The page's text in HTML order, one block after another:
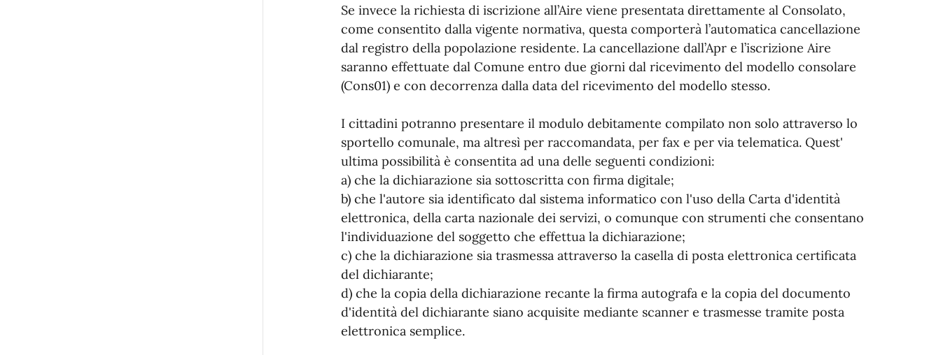
Se invece la richiesta di iscrizione all’Aire viene presentata direttamente al Consolato,
come consentito dalla vigente normativa, questa comporterà l’automatica cancellazione
dal registro della popolazione residente. La cancellazione dall’Apr e l’iscrizione Aire
saranno effettuate dal Comune entro due giorni dal ricevimento del modello consolare
(Cons01) e con decorrenza dalla data del ricevimento del modello stesso.
I cittadini potranno presentare il modulo debitamente compilato non solo attraverso lo
sportello comunale, ma altresì per raccomandata, per fax e per via telematica. Quest'
ultima possibilità è consentita ad una delle seguenti condizioni:
a) che la dichiarazione sia sottoscritta con firma digitale;
b) che l'autore sia identificato dal sistema informatico con l'uso della Carta d'identità
elettronica, della carta nazionale dei servizi, o comunque con strumenti che consentano
l'individuazione del soggetto che effettua la dichiarazione;
c) che la dichiarazione sia trasmessa attraverso la casella di posta elettronica certificata
del dichiarante;
d) che la copia della dichiarazione recante la firma autografa e la copia del documento
d'identità del dichiarante siano acquisite mediante scanner e trasmesse tramite posta
elettronica semplice.